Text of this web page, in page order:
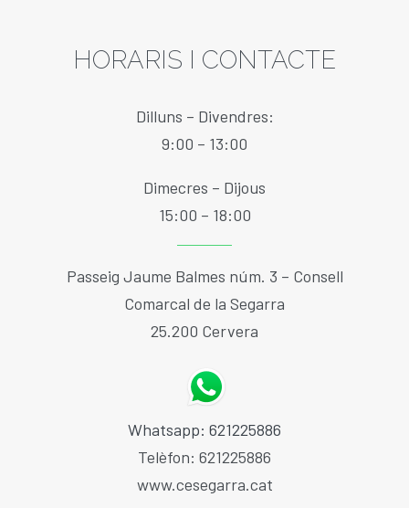
HORARIS I CONTACTE
Dilluns – Divendres:
9:00 – 13:00
Dimecres – Dijous
15:00 – 18:00
Passeig Jaume Balmes núm. 3 – Consell
Comarcal de la Segarra
25.200 Cervera
Whatsapp: 621225886
Telèfon: 621225886
www.cesegarra.cat